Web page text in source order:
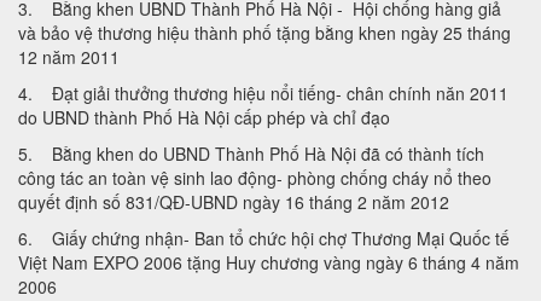
3. Bằng khen UBND Thành Phố Hà Nội - Hội chống hàng giả
và bảo vệ thương hiệu thành phố tặng bằng khen ngày 25 tháng
12 năm 2011
4. Đạt giải thưởng thương hiệu nổi tiếng- chân chính năn 2011
do UBND thành Phố Hà Nội cấp phép và chỉ đạo
5. Bằng khen do UBND Thành Phố Hà Nội đã có thành tích
công tác an toàn vệ sinh lao động- phòng chống cháy nổ theo
quyết định số 831/QĐ-UBND ngày 16 tháng 2 năm 2012
6. Giấy chứng nhận- Ban tổ chức hội chợ Thương Mại Quốc tế
Việt Nam EXPO 2006 tặng Huy chương vàng ngày 6 tháng 4 năm
2006